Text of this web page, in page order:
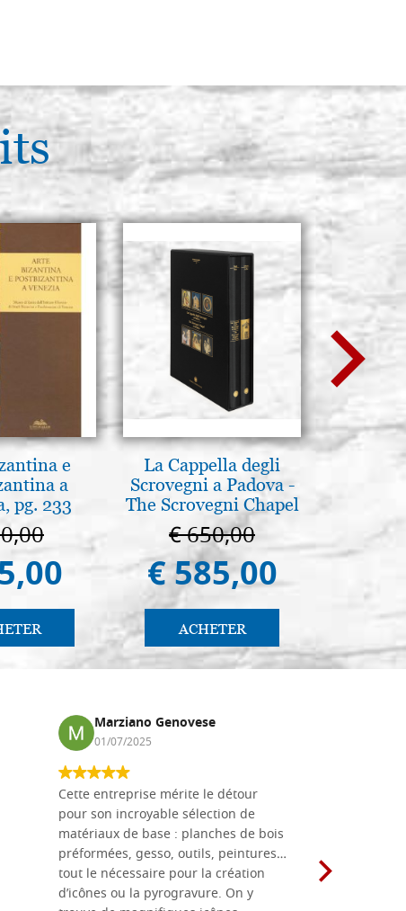
e
a
pg. 233
La Cappella degli
Scrovegni a Padova -
The Scrovegni Chapel
in Padua
€ 650,00
€ 585,00
ACHETER
€
Marziano Genovese
01/07/2025
Cette entreprise mérite le détour
pour son incroyable sélection de
matériaux de base : planches de bois
préformées, gesso, outils, peintures…
tout le nécessaire pour la création
d’icônes ou la pyrogravure. On y